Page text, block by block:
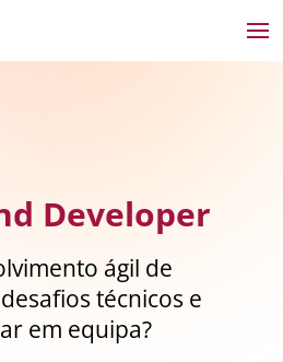
Developer
ágil de
técnicos e
em equipa?